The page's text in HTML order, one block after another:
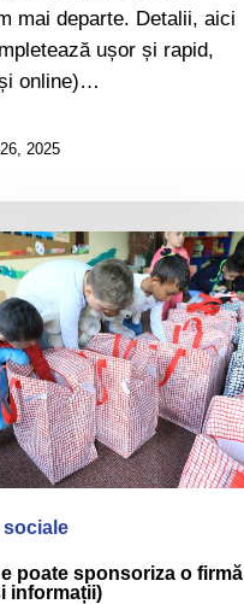
mai departe. Detalii, aici
ușor și rapid,
online)…
2025
sociale
poate sponsoriza o firmă
informații)